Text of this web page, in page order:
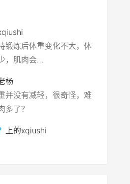
锻炼后体重变化不大，体
，肌肉会…
杨
并没有减轻，很奇怪，难
多了？
上的xqiushi